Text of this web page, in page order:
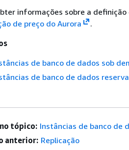
informações sobre a
de preço do Aurora
.
de banco de dados sob
de banco de dados
tópico: Instâncias de banco de
anterior: Replicação